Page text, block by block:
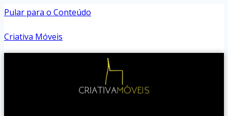
Pular para o Conteúdo
Criativa Móveis